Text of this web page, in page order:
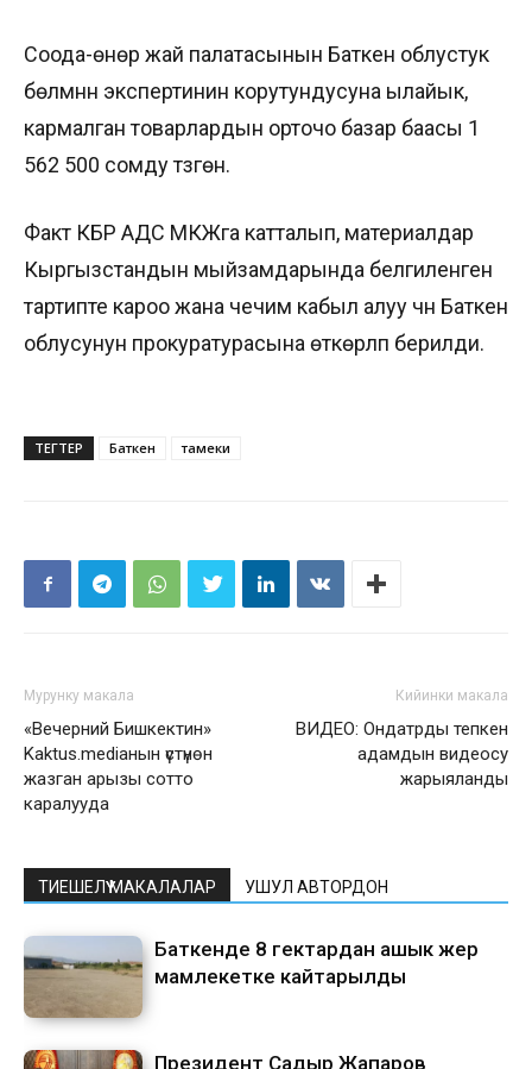
Соода-өнөр жай палатасынын Баткен облустук
бөлүмүнүн экспертинин корутундусуна ылайык,
кармалган товарлардын орточо базар баасы 1
562 500 сомду түзгөн.
Факт КБР АДС МКЖга катталып, материалдар
Кыргызстандын мыйзамдарында белгиленген
тартипте кароо жана чечим кабыл алуу үчүн Баткен
облусунун прокуратурасына өткөрүлүп берилди.
ТЕГТЕР Баткен тамеки
Мурунку макала
«Вечерний Бишкектин»
Kaktus.mediaнын үстүнөн
жазган арызы сотто
каралууда
Кийинки макала
ВИДЕО: Ондатрды тепкен
адамдын видеосу
жарыяланды
ТИЕШЕЛҮҮ МАКАЛАЛАР УШУЛ АВТОРДОН
Баткенде 8 гектардан ашык жер
мамлекетке кайтарылды
Президент Садыр Жапаров